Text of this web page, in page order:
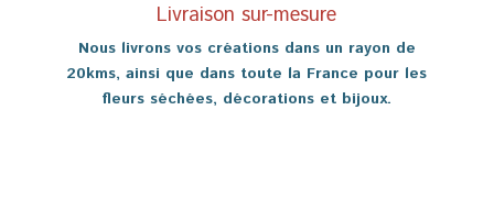
Livraison sur-mesure
Nous livrons vos créations dans un rayon de
20kms, ainsi que dans toute la France pour les
fleurs séchées, décorations et bijoux.